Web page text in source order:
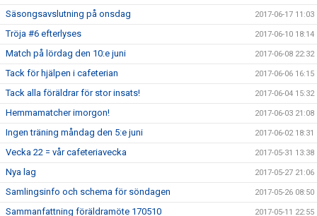
Säsongsavslutning på onsdag 2017-06-17 11:03
Tröja #6 efterlyses 2017-06-10 18:14
Match på lördag den 10:e juni 2017-06-08 22:32
Tack för hjälpen i cafeterian 2017-06-06 16:15
Tack alla föräldrar för stor insats! 2017-06-04 15:32
Hemmamatcher imorgon! 2017-06-03 21:08
Ingen träning måndag den 5:e juni 2017-06-02 18:31
Vecka 22 = vår cafeteriavecka 2017-05-31 13:38
Nya lag 2017-05-27 21:06
Samlingsinfo och schema för söndagen 2017-05-26 08:50
Sammanfattning föräldramöte 170510 2017-05-11 22:55